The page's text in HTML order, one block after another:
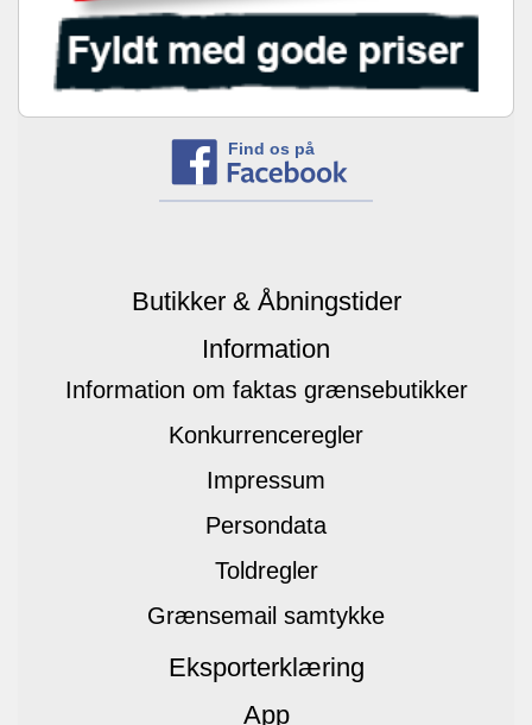
Find os på
Butikker & Åbningstider
Information
Information om faktas grænsebutikker
Konkurrenceregler
Impressum
Persondata
Toldregler
Grænsemail samtykke
Eksporterklæring
App